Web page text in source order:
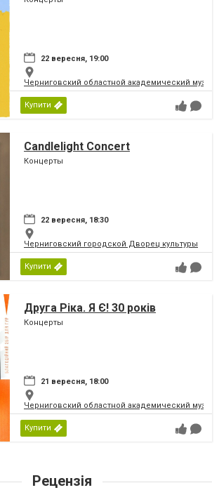
22 вересня, 19:00
Черниговский областной академический
Купити
Candlelight Concert
Концерты
22 вересня, 18:30
Черниговский городской Дворец культуры
Купити
Друга Ріка. Я Є! 30 років
Концерты
21 вересня, 18:00
Черниговский областной академический
Купити
Рецензія